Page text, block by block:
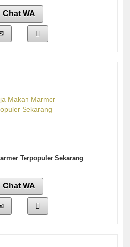
Chat WA
Terpopuler Sekarang
Chat WA